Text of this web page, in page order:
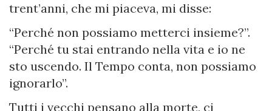
trent’anni, che mi piaceva, mi disse:
“Perché non possiamo metterci insieme?”.
“Perché tu stai entrando nella vita e io ne
sto uscendo. Il Tempo conta, non possiamo
ignorarlo”.
Tutti i vecchi pensano alla morte, ci